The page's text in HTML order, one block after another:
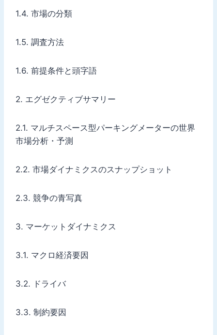
1.4. 市場の分類
1.5. 調査方法
1.6. 前提条件と頭字語
2. エグゼクティブサマリー
2.1. マルチスペース型パーキングメーターの世界
市場分析・予測
2.2. 市場ダイナミクスのスナップショット
2.3. 競争の青写真
3. マーケットダイナミクス
3.1. マクロ経済要因
3.2. ドライバ
3.3. 制約要因